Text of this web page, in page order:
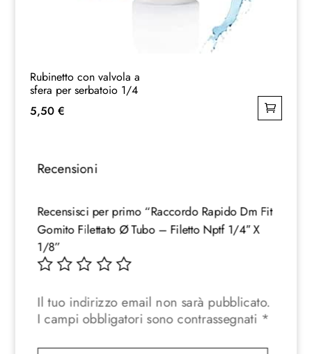
Rubinetto con valvola a
sfera per serbatoio 1/4
5,50 €
Recensioni
Recensisci per primo “Raccordo Rapido Dm Fit
Gomito Filettato Ø Tubo – Filetto Nptf 1/4″ X
1/8”
Il tuo indirizzo email non sarà pubblicato.
I campi obbligatori sono contrassegnati *